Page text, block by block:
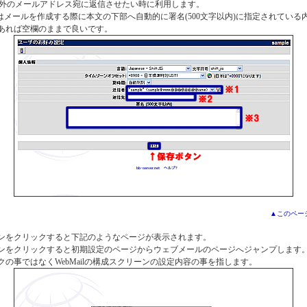
のメールアドレス宛に返信させたい時に利用します。
メールを作成する際に本文の下部へ自動的に署名(500文字以内)に指定されている
れば空欄のままで良いです。
▲このペー
をクリックすると下記のようなページが表示されます。
をクリックすると初期設定のページからウェブメールのページへジャンプします
の事ではなくWebMailの構成スクリーンの設定内容の事を指します。